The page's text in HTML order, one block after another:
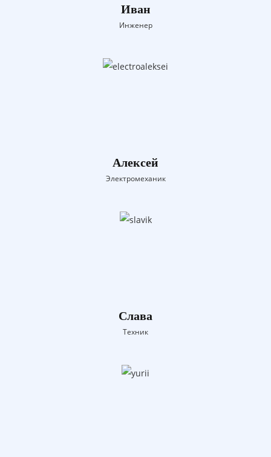
Иван
Инженер
Алексей
Электромеханик
Слава
Техник